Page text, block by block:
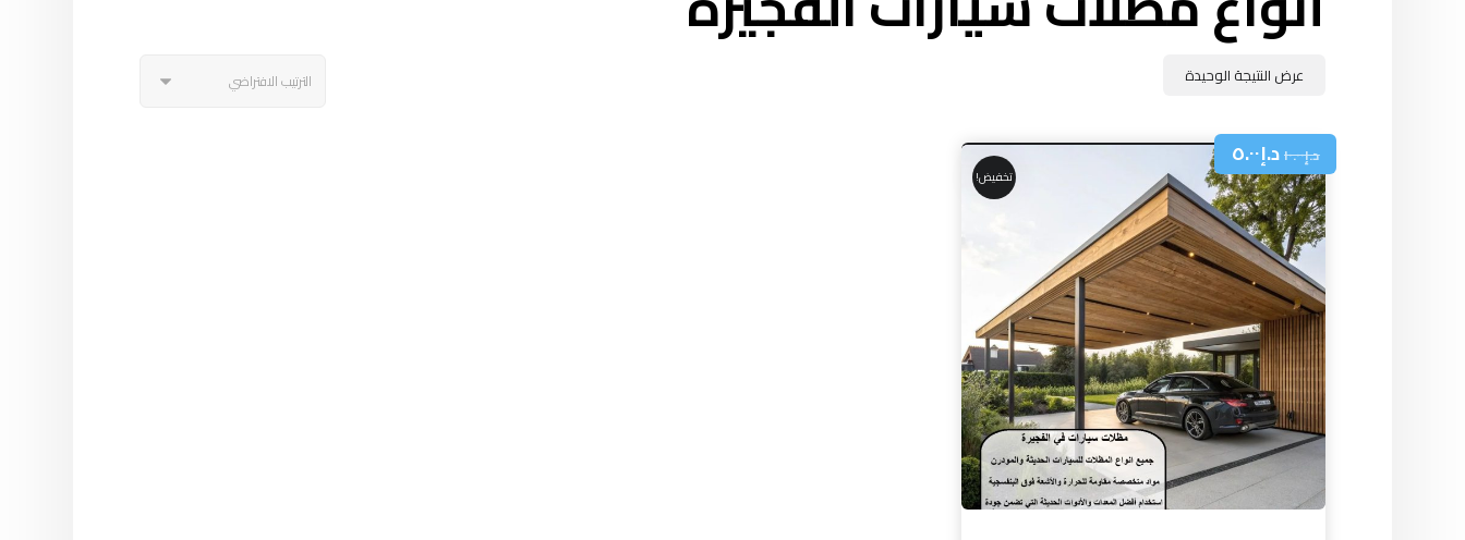
عرض النتيجة الوحيدة
د.إ١٠.٠٠د.إ٥.٠٠
تخفيض!